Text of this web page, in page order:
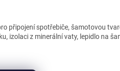
připojení spotřebiče, šamotovou
izolaci z minerální vaty, lepidlo na